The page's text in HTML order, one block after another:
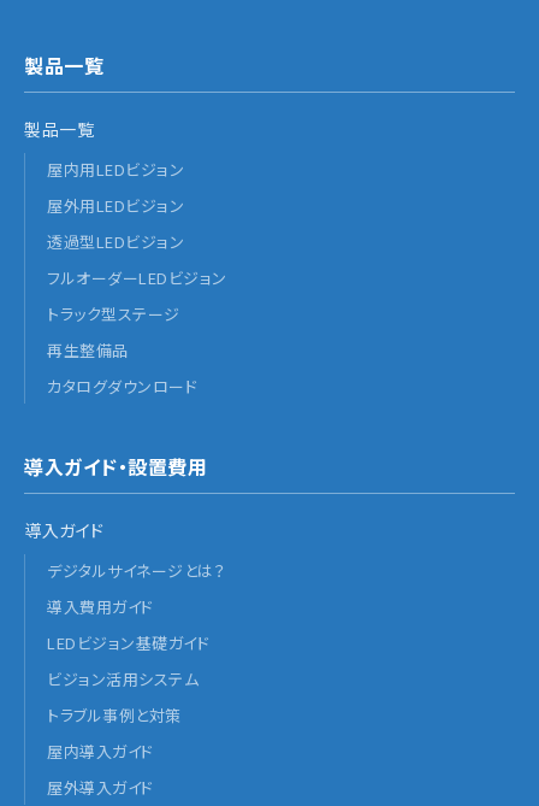
製品一覧
製品一覧
屋内用LEDビジョン
屋外用LEDビジョン
透過型LEDビジョン
フルオーダーLEDビジョン
トラック型ステージ
再生整備品
カタログダウンロード
導入ガイド・設置費用
導入ガイド
デジタルサイネージとは？
導入費用ガイド
LEDビジョン基礎ガイド
ビジョン活用システム
トラブル事例と対策
屋内導入ガイド
屋外導入ガイド